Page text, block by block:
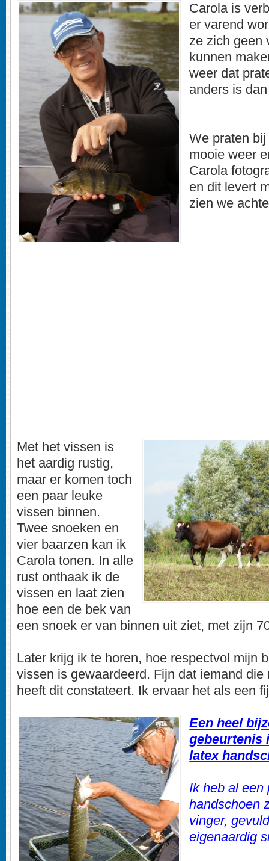
Carola is
er varend
ze zich geen
kunnen
weer dat
anders is
We praten
mooie weer
Carola
en dit levert
zien we
Met het vissen is
het aardig rustig,
maar er komen toch
een paar leuke
vissen binnen.
Twee snoeken en
vier baarzen kan ik
Carola tonen. In alle
rust onthaak ik de
vissen en laat zien
hoe een de bek van
een snoek er van binnen uit ziet, met zijn
Later krijg ik te horen, hoe respectvol mijn
vissen is gewaardeerd. Fijn dat iemand die
heeft dit constateert. Ik ervaar het als een
Een heel
gebeurtenis
latex
Ik heb al een
handschoen
vinger,
eigenaardig